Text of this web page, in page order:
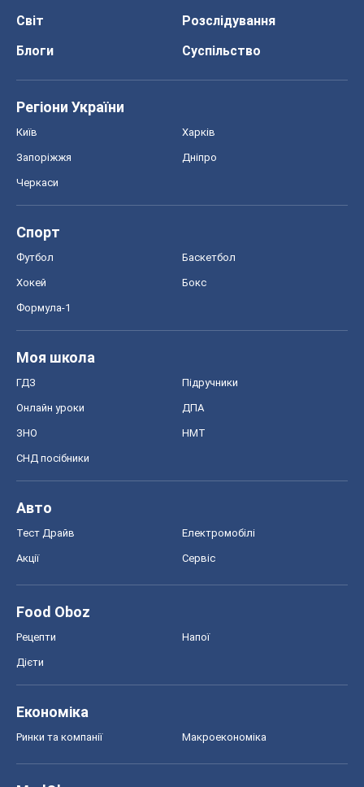
Світ
Розслідування
Блоги
Суспільство
Регіони України
Київ Харків
Запоріжжя Дніпро
Черкаси
Спорт
Футбол Баскетбол
Хокей Бокс
Формула-1
Моя школа
ГДЗ Підручники
Онлайн уроки ДПА
ЗНО НМТ
СНД посібники
Авто
Тест Драйв Електромобілі
Акції Сервіс
Food Oboz
Рецепти Напої
Дієти
Економіка
Ринки та компанії Макроекономіка